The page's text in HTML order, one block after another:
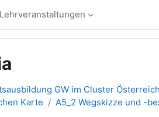
Lehrveranstaltungen
GW im Cluster
Karte
A5_2 Wegskizze und -